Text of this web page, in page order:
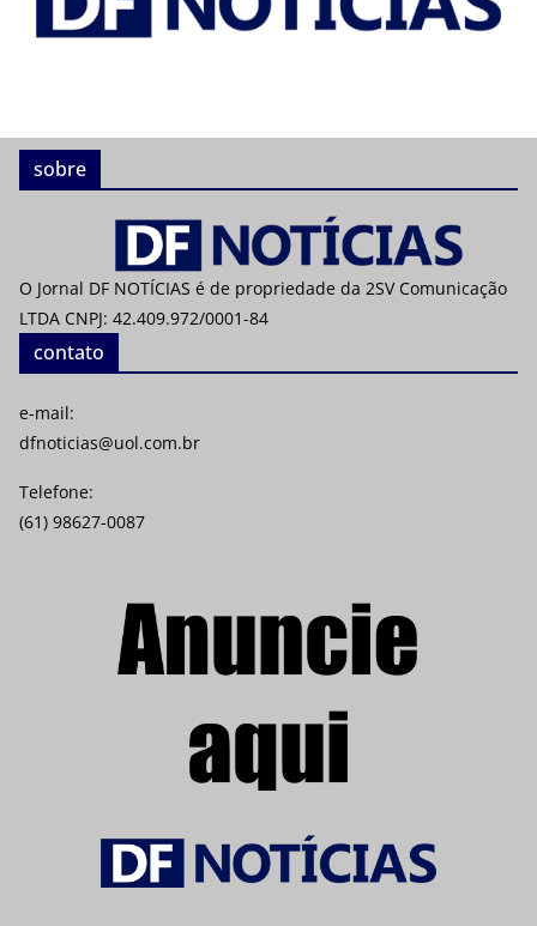
sobre
O Jornal DF NOTÍCIAS é de propriedade da 2SV Comunicação
LTDA CNPJ: 42.409.972/0001-84
contato
e-mail:
dfnoticias@uol.com.br
Telefone:
(61) 98627-0087